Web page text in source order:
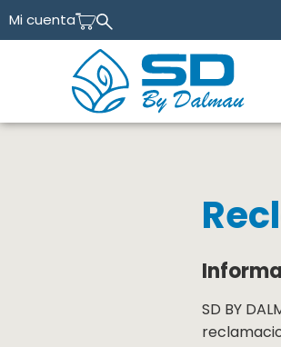
Mi cuenta
SD BY